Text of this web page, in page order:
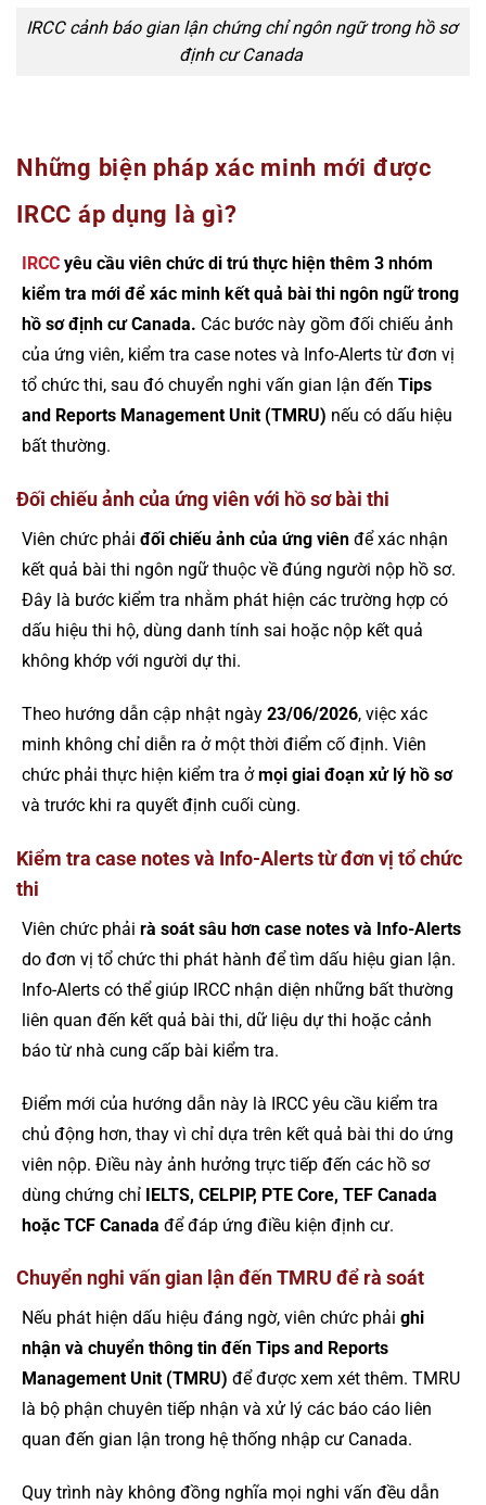
IRCC cảnh báo gian lận chứng chỉ ngôn ngữ trong hồ sơ
định cư Canada
Những biện pháp xác minh mới được
IRCC áp dụng là gì?
IRCC yêu cầu viên chức di trú thực hiện thêm 3 nhóm
kiểm tra mới để xác minh kết quả bài thi ngôn ngữ trong
hồ sơ định cư Canada. Các bước này gồm đối chiếu ảnh
của ứng viên, kiểm tra case notes và Info-Alerts từ đơn vị
tổ chức thi, sau đó chuyển nghi vấn gian lận đến Tips
and Reports Management Unit (TMRU) nếu có dấu hiệu
bất thường.
Đối chiếu ảnh của ứng viên với hồ sơ bài thi
Viên chức phải đối chiếu ảnh của ứng viên để xác nhận
kết quả bài thi ngôn ngữ thuộc về đúng người nộp hồ sơ.
Đây là bước kiểm tra nhằm phát hiện các trường hợp có
dấu hiệu thi hộ, dùng danh tính sai hoặc nộp kết quả
không khớp với người dự thi.
Theo hướng dẫn cập nhật ngày 23/06/2026, việc xác
minh không chỉ diễn ra ở một thời điểm cố định. Viên
chức phải thực hiện kiểm tra ởmọi giai đoạn xử lý hồ sơ
và trước khi ra quyết định cuối cùng.
Kiểm tra case notes và Info-Alerts từ đơn vị tổ chức
thi
Viên chức phải rà soát sâu hơn case notes và Info-Alerts
do đơn vị tổ chức thi phát hành để tìm dấu hiệu gian lận.
Info-Alerts có thể giúp IRCC nhận diện những bất thường
liên quan đến kết quả bài thi, dữ liệu dự thi hoặc cảnh
báo từ nhà cung cấp bài kiểm tra.
Điểm mới của hướng dẫn này là IRCC yêu cầu kiểm tra
chủ động hơn, thay vì chỉ dựa trên kết quả bài thi do ứng
viên nộp. Điều này ảnh hưởng trực tiếp đến các hồ sơ
dùng chứng chỉ IELTS, CELPIP, PTE Core, TEF Canada
hoặc TCF Canada để đáp ứng điều kiện định cư.
Chuyển nghi vấn gian lận đến TMRU để rà soát
Nếu phát hiện dấu hiệu đáng ngờ, viên chức phải ghi
nhận và chuyển thông tin đến Tips and Reports
Management Unit (TMRU) để được xem xét thêm. TMRU
là bộ phận chuyên tiếp nhận và xử lý các báo cáo liên
quan đến gian lận trong hệ thống nhập cư Canada.
Quy trình này không đồng nghĩa mọi nghi vấn đều dẫn